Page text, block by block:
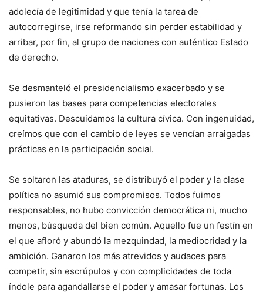
adolecía de legitimidad y que tenía la tarea de
autocorregirse, irse reformando sin perder estabilidad y
arribar, por fin, al grupo de naciones con auténtico Estado
de derecho.
Se desmanteló el presidencialismo exacerbado y se
pusieron las bases para competencias electorales
equitativas. Descuidamos la cultura cívica. Con ingenuidad,
creímos que con el cambio de leyes se vencían arraigadas
prácticas en la participación social.
Se soltaron las ataduras, se distribuyó el poder y la clase
política no asumió sus compromisos. Todos fuimos
responsables, no hubo convicción democrática ni, mucho
menos, búsqueda del bien común. Aquello fue un festín en
el que afloró y abundó la mezquindad, la mediocridad y la
ambición. Ganaron los más atrevidos y audaces para
competir, sin escrúpulos y con complicidades de toda
índole para agandallarse el poder y amasar fortunas. Los